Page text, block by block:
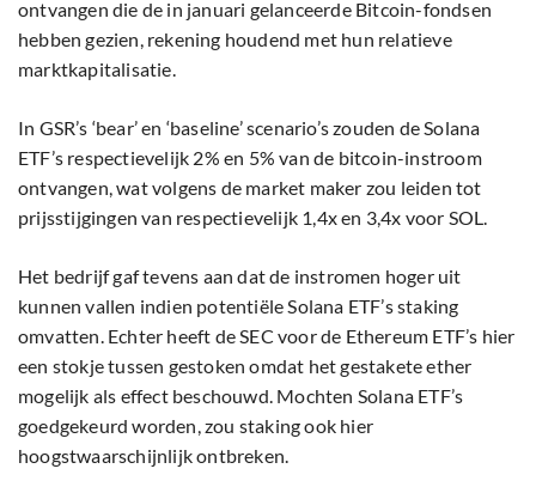
ontvangen die de in januari gelanceerde Bitcoin-fondsen
hebben gezien, rekening houdend met hun relatieve
marktkapitalisatie.
In GSR’s ‘bear’ en ‘baseline’ scenario’s zouden de Solana
ETF’s respectievelijk 2% en 5% van de bitcoin-instroom
ontvangen, wat volgens de market maker zou leiden tot
prijsstijgingen van respectievelijk 1,4x en 3,4x voor SOL.
Het bedrijf gaf tevens aan dat de instromen hoger uit
kunnen vallen indien potentiële Solana ETF’s staking
omvatten. Echter heeft de SEC voor de Ethereum ETF’s hier
een stokje tussen gestoken omdat het gestakete ether
mogelijk als effect beschouwd. Mochten Solana ETF’s
goedgekeurd worden, zou staking ook hier
hoogstwaarschijnlijk ontbreken.